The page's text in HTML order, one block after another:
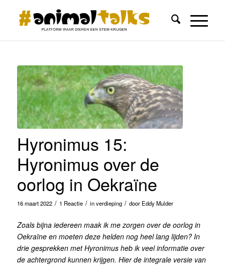
Hyronimus 15:
Hyronimus over de
oorlog in Oekraïne
16 maart 2022 / 1 Reactie / inverdieping / door Eddy Mulder
Zoals bijna iedereen maak ik me zorgen over de oorlog in
Oekraïne en moeten deze helden nog heel lang lijden? In
drie gesprekken met Hyronimus heb ik veel informatie over
de achtergrond kunnen krijgen. Hier de integrale versie van